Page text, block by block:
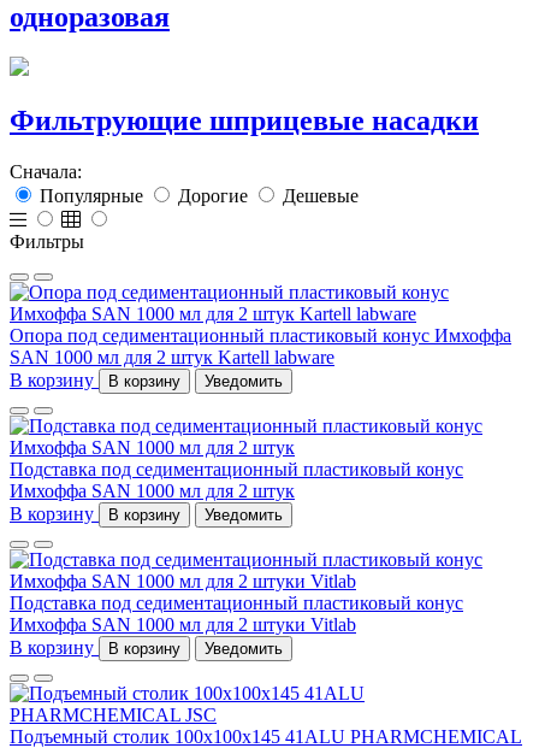
одноразовая
Фильтрующие шприцевые насадки
Сначала:
Популярные
Дорогие Дешевые
Фильтры
Опора под седиментационный пластиковый конус Имхоффа
SAN 1000 мл для 2 штук Kartell labware
В корзину
В корзину Уведомить
Подставка под седиментационный пластиковый конус
Имхоффа SAN 1000 мл для 2 штук
В корзину
В корзину Уведомить
Подставка под седиментационный пластиковый конус
Имхоффа SAN 1000 мл для 2 штуки Vitlab
В корзину
В корзину Уведомить
Подъемный столик 100х100х145 41ALU PHARMCHEMICAL